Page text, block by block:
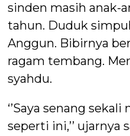
sinden masih anak-
tahun. Duduk
Anggun. Bibirnya
ragam tembang.
syahdu.
‘’Saya senang
seperti ini,’’ ujarnya